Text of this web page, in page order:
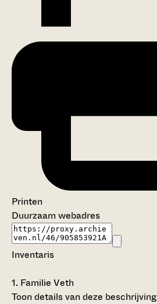
Printen
Duurzaam webadres
Inventaris
1. Familie Veth
Toon details van deze beschrijving